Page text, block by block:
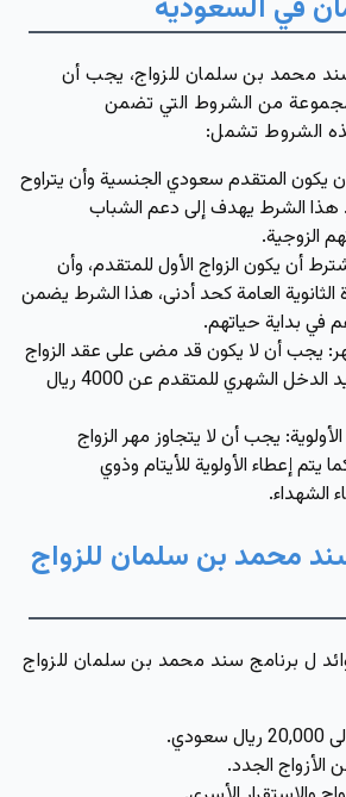
في السعودية
محمد بن سلمان للزواج، يجب أن
من الشروط التي تضمن
الشروط تشمل:
يكون المتقدم سعودي الجنسية وأن يتراوح
21 و40 عامًا. هذا الشرط يهدف إلى دعم الشباب
الزوجية.
أن يكون الزواج الأول للمتقدم، وأن
العامة كحد أدنى، هذا الشرط يضمن
بداية حياتهم.
يجب أن لا يكون قد مضى على عقد الزواج
أكثر من سنة، وأن لا يزيد الدخل الشهري للمتقدم عن 4000 ريال
: يجب أن لا يتجاوز مهر الزواج
كما يتم إعطاء الأولوية للأيتام وذوي
الشهداء.
محمد بن سلمان للزواج
ل برنامج سند محمد بن سلمان للزواج
الأزواج الجدد.